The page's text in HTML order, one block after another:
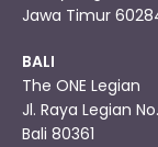
Jawa Timur
BALI
The ONE Legian
Jl. Raya Legian
Bali 80361